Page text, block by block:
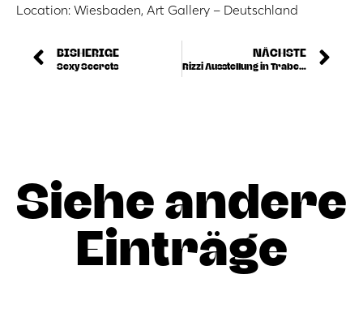
Location: Wiesbaden, Art Gallery – Deutschland
BISHERIGE
Sexy Secrets
NÄCHSTE
Rizzi Ausstellung in Traben-Trarbach
Siehe andere
Einträge